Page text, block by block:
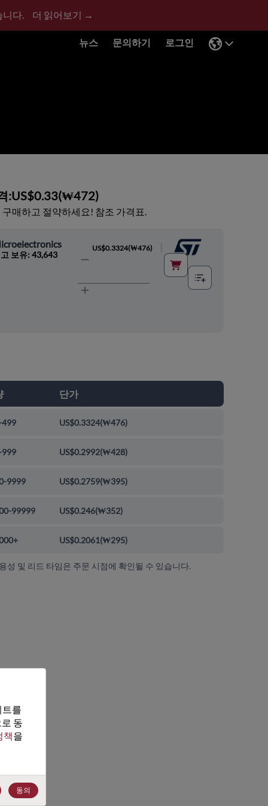
니다. 더 읽어보기 →
뉴스 문의하기 로그인
:US$0.33(₩472)
구매하고 절약하세요! 참조 가격표.
보유: 43,643
US$0.3324(₩476)
단가
499 US$0.3324(₩476)
999 US$0.2992(₩428)
9999 US$0.2759(₩395)
99999 US$0.246(₩352)
US$0.2061(₩295)
성 및 리드 타임은 주문 시점에 확인될 수 있습니다.
트를
동
책을
동의